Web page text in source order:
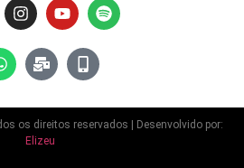
os direitos reservados | Desenvolvido por:
Elizeu